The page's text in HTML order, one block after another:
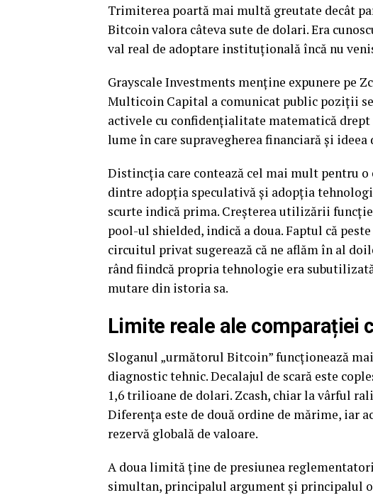
Trimiterea poartă mai multă greutate decât
Bitcoin valora câteva sute de dolari. Era
val real de adoptare instituțională încă nu
Grayscale Investments menține expunere pe
Multicoin Capital a comunicat public poziții
activele cu confidențialitate matematică
lume în care supravegherea financiară și
Distincția care contează cel mai mult pentru
dintre adopția speculativă și adopția
scurte indică prima. Creșterea utilizării
pool-ul shielded, indică a doua. Faptul că
circuitul privat sugerează că ne aflăm în al
rând fiindcă propria tehnologie era
mutare din istoria sa.
Limite reale ale comparației
Sloganul „următorul Bitcoin” funcționează
diagnostic tehnic. Decalajul de scară este
1,6 trilioane de dolari. Zcash, chiar la vârful
Diferența este de două ordine de mărime, iar
rezervă globală de valoare.
A doua limită ține de presiunea
simultan, principalul argument și principalul